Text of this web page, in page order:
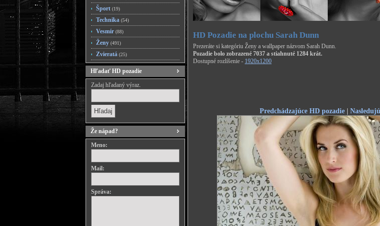
Šport (19)
Technika (54)
Vesmír (88)
Ženy (491)
Zvieratá (25)
Hľadať HD pozadie
Zadaj hľadaný výraz.
Že nápad?
Meno:
Mail:
Správa:
HD Pozadie na plochu Sarah Dunn
Prezeráte si kategóriu Ženy a wallpaper názvom Sarah Dunn.
Pozadie bolo zobrazené 7037 a stiahnuté 1284 krát.
Dostupné rozlíšenie - 1920x1200
Predchádzajúce HD pozadie |